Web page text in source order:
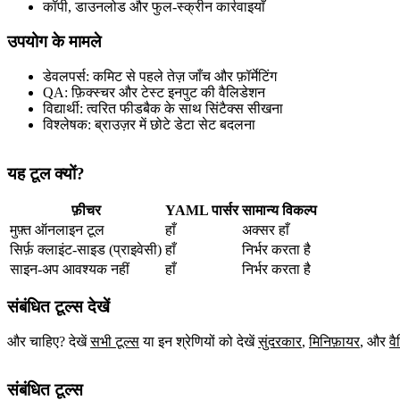
कॉपी, डाउनलोड और फुल‑स्क्रीन कार्रवाइयाँ
उपयोग के मामले
डेवलपर्स: कमिट से पहले तेज़ जाँच और फ़ॉर्मेटिंग
QA: फ़िक्स्चर और टेस्ट इनपुट की वैलिडेशन
विद्यार्थी: त्वरित फीडबैक के साथ सिंटैक्स सीखना
विश्लेषक: ब्राउज़र में छोटे डेटा सेट बदलना
यह टूल क्यों?
फ़ीचर YAML पार्सर सामान्य विकल्प
मुफ़्त ऑनलाइन टूल
हाँ
अक्सर हाँ
सिर्फ़ क्लाइंट‑साइड (प्राइवेसी) हाँ
निर्भर करता है
साइन‑अप आवश्यक नहीं
हाँ निर्भर करता है
संबंधित टूल्स देखें
और चाहिए? देखें सभी टूल्स या इन श्रेणियों को देखें सुंदरकार,मिनिफ़ायर, और
संबंधित टूल्स